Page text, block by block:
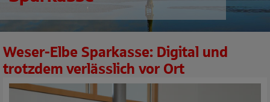
Weser-Elbe Sparkasse: Digital und
trotzdem verlässlich vor Ort